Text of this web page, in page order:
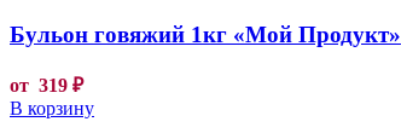
Бульон говяжий 1кг «Мой Продукт»
от 319 ₽
В корзину